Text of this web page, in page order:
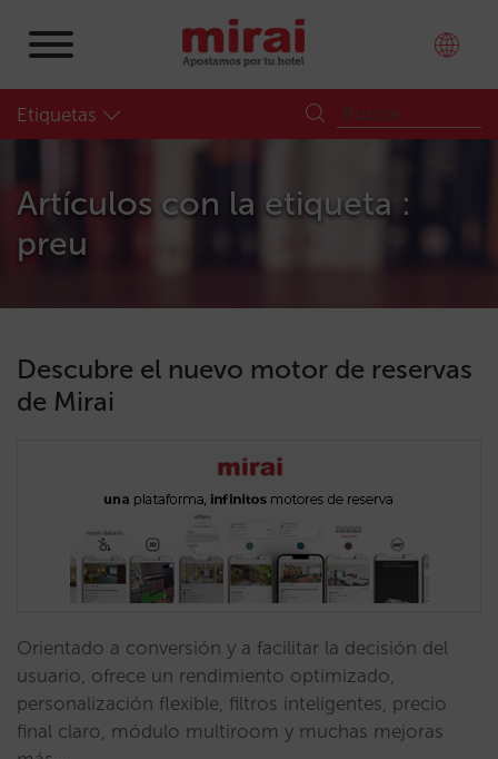
Etiquetas
Artículos con la etiqueta :
preu
Descubre el nuevo motor de reservas
de Mirai
Orientado a conversión y a facilitar la decisión del
usuario, ofrece un rendimiento optimizado,
personalización flexible, filtros inteligentes, precio
final claro, módulo multiroom y muchas mejoras